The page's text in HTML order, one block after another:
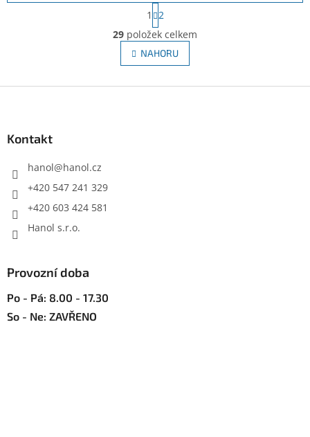
O
v
l
á
S
t
r
á
n
k
v
1
2
29 položek celkem
NAHORU
Kontakt
hanol@hanol.cz
+420 547 241 329
+420 603 424 581
Hanol s.r.o.
Provozní doba
Po - Pá: 8.00 - 17.30
So - Ne: ZAVŘENO